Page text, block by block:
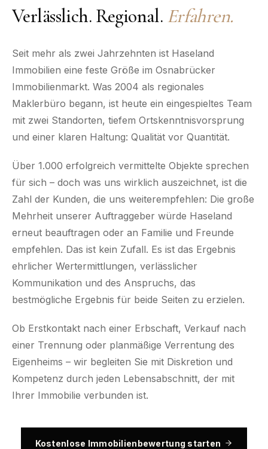
Verlässlich. Regional. Erfahren.
Seit mehr als zwei Jahrzehnten ist Haseland
Immobilien eine feste Größe im Osnabrücker
Immobilienmarkt. Was 2004 als regionales
Maklerbüro begann, ist heute ein eingespieltes Team
mit zwei Standorten, tiefem Ortskenntnisvorsprung
und einer klaren Haltung: Qualität vor Quantität.
Über 1.000 erfolgreich vermittelte Objekte sprechen
für sich – doch was uns wirklich auszeichnet, ist die
Zahl der Kunden, die uns weiterempfehlen: Die große
Mehrheit unserer Auftraggeber würde Haseland
erneut beauftragen oder an Familie und Freunde
empfehlen. Das ist kein Zufall. Es ist das Ergebnis
ehrlicher Wertermittlungen, verlässlicher
Kommunikation und des Anspruchs, das
bestmögliche Ergebnis für beide Seiten zu erzielen.
Ob Erstkontakt nach einer Erbschaft, Verkauf nach
einer Trennung oder planmäßige Verrentung des
Eigenheims – wir begleiten Sie mit Diskretion und
Kompetenz durch jeden Lebensabschnitt, der mit
Ihrer Immobilie verbunden ist.
Kostenlose Immobilienbewertung starten